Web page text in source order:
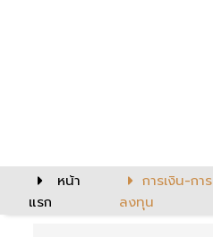
หน้า
แรก
การเงิน-การ
ลงทุน